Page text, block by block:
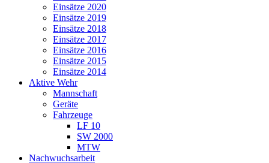
Einsätze 2020
Einsätze 2019
Einsätze 2018
Einsätze 2017
Einsätze 2016
Einsätze 2015
Einsätze 2014
Aktive Wehr
Mannschaft
Geräte
Fahrzeuge
LF 10
SW 2000
MTW
Nachwuchsarbeit